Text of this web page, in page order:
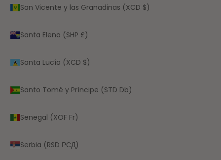
San Vicente y las Granadinas (XCD $)
Santa Elena (SHP £)
Santa Lucía (XCD $)
Santo Tomé y Príncipe (STD Db)
Senegal (XOF Fr)
Serbia (RSD РСД)